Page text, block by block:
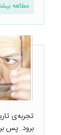
مطالعه
تجربه‌ی
برود. پس